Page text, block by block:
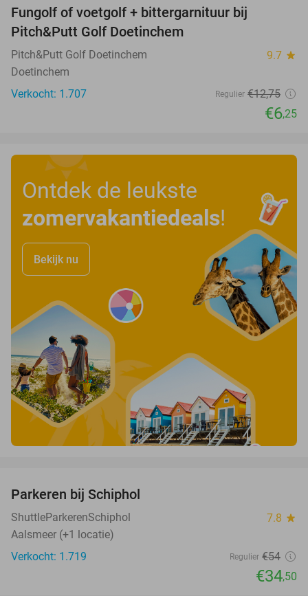
Fungolf of voetgolf + bittergarnituur bij
Pitch&Putt Golf Doetinchem
Pitch&Putt Golf Doetinchem 9.7 star
Doetinchem
Verkocht: 1.707
Regulier €12,75
€6,25
Ontdek de leukste
zomervakantiedeals!
Bekijk nu
Parkeren bij Schiphol
ShuttleParkerenSchiphol 7.8 star
Aalsmeer (+1 locatie)
Verkocht: 1.719
Regulier €54
€34,50